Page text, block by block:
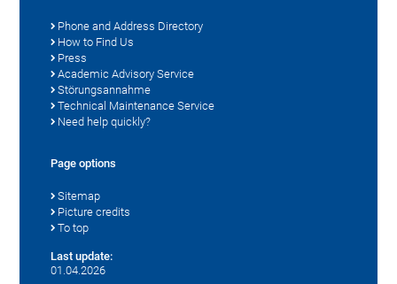
Phone and Address Directory
How to Find Us
Press
Academic Advisory Service
Störungsannahme
Technical Maintenance Service
Need help quickly?
Page options
Sitemap
Picture credits
To top
Last update:
01.04.2026